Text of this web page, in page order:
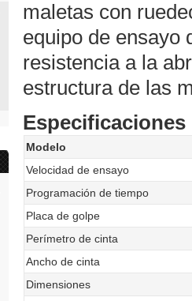
maletas con
equipo de ensayo
resistencia a la
estructura de las
Especificaciones
Modelo
Velocidad de ensayo
Programación de tiempo
Placa de golpe
Perímetro de cinta
Ancho de cinta
Dimensiones